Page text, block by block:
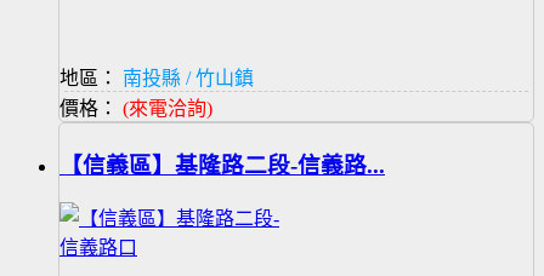
地區：
南投縣 / 竹山鎮
價格： (來電洽詢)
【信義區】基隆路二段-信義路...